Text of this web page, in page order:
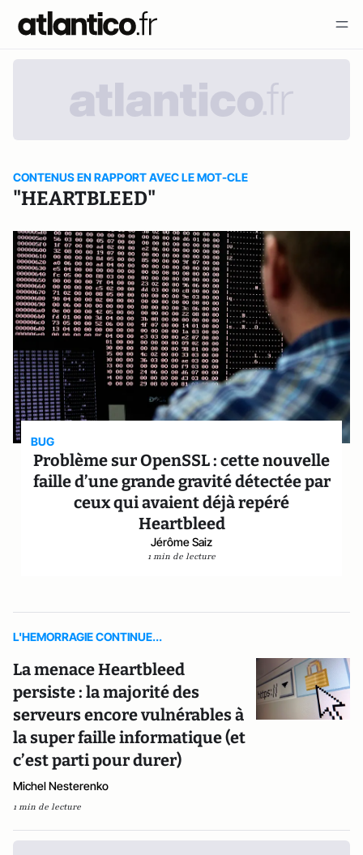
CONTENUS EN RAPPORT AVEC LE MOT-CLE
"HEARTBLEED"
BUG
Problème sur OpenSSL : cette nouvelle
faille d’une grande gravité détectée par
ceux qui avaient déjà repéré
Heartbleed
Jérôme Saiz
1 min de lecture
L'HEMORRAGIE CONTINUE...
La menace Heartbleed
persiste : la majorité des
serveurs encore vulnérables à
la super faille informatique (et
c’est parti pour durer)
Michel Nesterenko
1 min de lecture